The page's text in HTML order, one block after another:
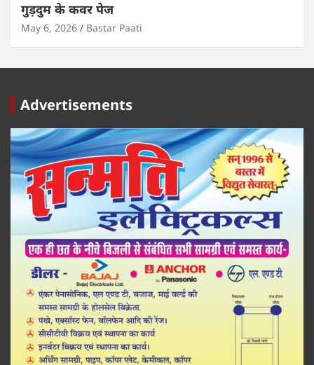
गुड़दुम के कवर पेज
May 6, 2026 Bastar Paati
Advertisements